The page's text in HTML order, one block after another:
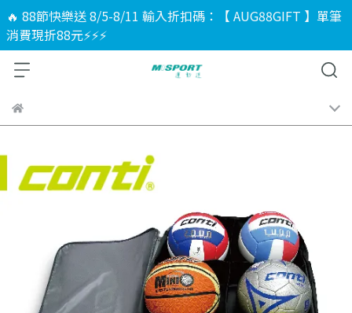
🔥 88節快樂送 8/5-8/11 輸入折扣碼：【 AUG88GIFT 】單筆
消費現折88元⚡⚡⚡